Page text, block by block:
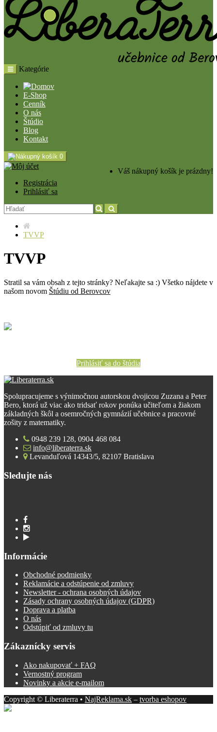
Kategórie
E-Shop
Cenník
O nás
Štúdio
Blog
Kontakt
0
Váš nákupný košík je prázdny!
Registrácia
Prihlásiť sa
TVVP
TVVP
Stratil sa vám obsah z tejto stránky? Neľakajte sa :) Všetko nájdete v
našom novom Štúdiu od Berovcov
Prihlásiť sa do štúdia
Spolupracujeme s výnimočnou autorskou dvojicou Zuzana a Peter
Bero, ktorá už viac ako tridsať rokov ponúka učiteľom a žiakom
základných škôl a osemročných gymnázií učebnice a pracovné
zošity z matematiky.
0948 239 128, 0904 468 084
info@liberaterra.sk
Levanduľová 14343/5, 82107 Bratislava
Sledujte nás
Informácie
Obchodné podmienky
Reklamácie a odstúpenie od zmluvy
Newsletter - ochrana osobných údajov
Zásady ochrany osobných údajov (GDPR)
Doprava a platba
O nás
Odstúpiť od zmluvy tu
Zákaznícky servis
Ako nakupovať + FAQ
Vernostný program
Novinky a akcie e-mailom
Copyright © Liberaterra • NajReklama.sk – tvorba eshopov